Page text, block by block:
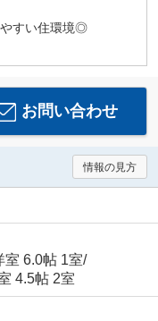
やすい住環境◎
お問い合わせ
情報の見方
室 6.0帖 1室/
4.5帖 2室